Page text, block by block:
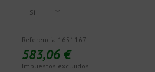
Referencia 1651167
583,06 €
Impuestos excluidos